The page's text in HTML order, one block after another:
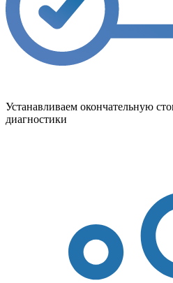
Устанавливаем окончательную
диагностики